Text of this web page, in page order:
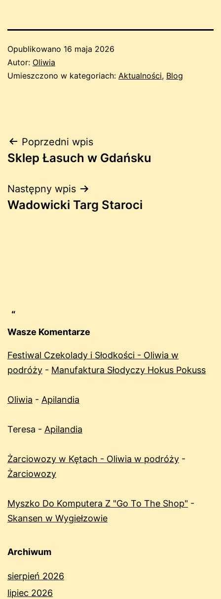
Opublikowano 16 maja 2026
Autor: Oliwia
Umieszczono w kategoriach: Aktualności, Blog
Nawigacja
wpisu
Poprzedni wpis
Sklep Łasuch w Gdańsku
Następny wpis
Wadowicki Targ Staroci
Wasze Komentarze
Festiwal Czekolady i Słodkości - Oliwia w
podróży - Manufaktura Słodyczy Hokus Pokuss
Oliwia - Apilandia
Teresa - Apilandia
Żarciowozy w Kętach - Oliwia w podróży -
Żarciowozy
Myszko Do Komputera Z "Go To The Shop" -
Skansen w Wygiełzowie
Archiwum
sierpień 2026
lipiec 2026